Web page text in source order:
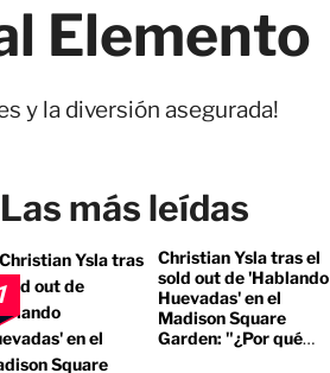
Elemento
y la diversión asegurada!
Las más leídas
Christian Ysla tras el
sold out de 'Hablando
Huevadas' en el
Madison Square
Garden: "¿Por qué